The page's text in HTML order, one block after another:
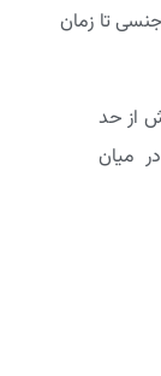
تا زمان
از حد
میان